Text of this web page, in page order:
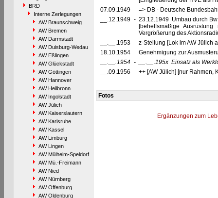
BRD
Interne Zerlegungen
AW Braunschweig
AW Bremen
AW Darmstadt
AW Duisburg-Wedau
AW Eßlingen
AW Glückstadt
AW Göttingen
AW Hannover
AW Heilbronn
AW Ingolstadt
AW Jülich
AW Kaiserslautern
AW Karlsruhe
AW Kassel
AW Limburg
AW Lingen
AW Mülheim-Speldorf
AW Mü.-Freimann
AW Nied
AW Nürnberg
AW Offenburg
AW Oldenburg
07.09.1949
=> DB - Deutsche
__.12.1949 - 23.12.1949 Umbau durch
[behelfsmäßige
Vergrößerung des
__.__.1953
z-Stellung [Lok im AW Jülich
18.10.1954
Genehmigung zur
__.__.1954 - __.__.195x Einsatz als
__.09.1956
++ [AW Jülich] [nur Rahmen,
Fotos
Ergänzungen zum